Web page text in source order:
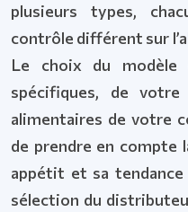
plusieurs types,
contrôle différent sur
Le choix du modèle
spécifiques, de
alimentaires de votre
de prendre en compte
appétit et sa tendance
sélection du